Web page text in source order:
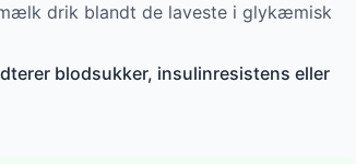
drik blandt de laveste i glykæmisk
blodsukker, insulinresistens eller